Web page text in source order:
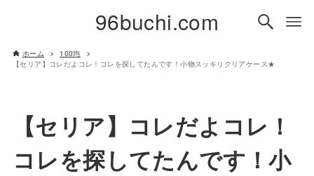
96buchi.com
ホーム
100均
【セリア】コレだよコレ！コレを探してたんです！小物スッキリクリアケース★
【セリア】コレだよコレ！
コレを探してたんです！小